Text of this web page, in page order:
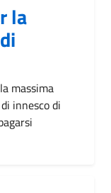
la
massima
innesco di